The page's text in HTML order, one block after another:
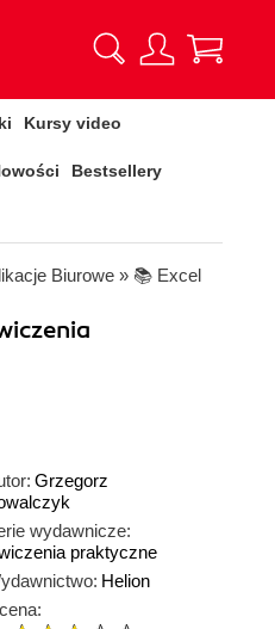
Kursy video
Bestsellery
Biurowe » 📚 Excel
Grzegorz
wydawnicze:
praktyczne
Helion